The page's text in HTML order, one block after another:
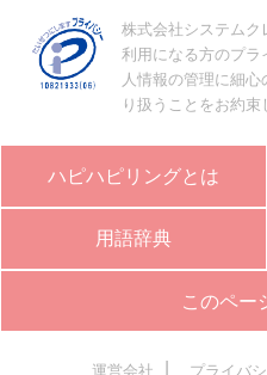
株式会社システムク
利用になる方のプラ
人情報の管理に細
り扱うことをお約束
ハピハピリングとは
用語辞典
このペー
運営会社 プライバ